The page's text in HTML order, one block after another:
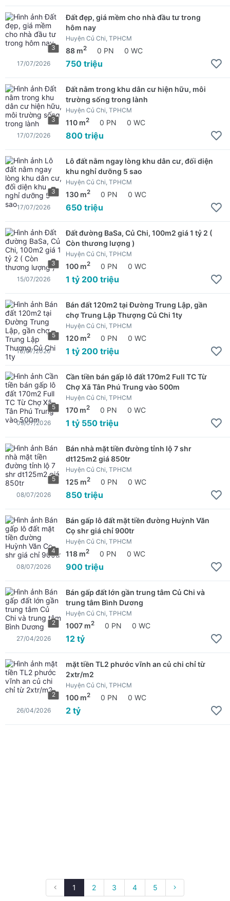
3
Đất đẹp, giá mềm cho nhà đầu tư trong
hôm nay
Huyện Củ Chi, TPHCM
88 m2 0 PN 0 WC
750 triệu
17/07/2026
3
Đất nằm trong khu dân cư hiện hữu, môi
trường sống trong lành
Huyện Củ Chi, TPHCM
110 m2 0 PN 0 WC
800 triệu
17/07/2026
3
Lô đất nằm ngay lòng khu dân cư, đối diện
khu nghỉ dưỡng 5 sao
Huyện Củ Chi, TPHCM
130 m2 0 PN 0 WC
650 triệu
17/07/2026
3
Đất đường BaSa, Củ Chi, 100m2 giá 1 tỷ 2 (
Còn thương lượng )
Huyện Củ Chi, TPHCM
100 m2 0 PN 0 WC
1 tỷ 200 triệu
15/07/2026
5
Bán đất 120m2 tại Đường Trung Lập, gần
chợ Trung Lập Thượng Củ Chi 1ty
Huyện Củ Chi, TPHCM
120 m2 0 PN 0 WC
1 tỷ 200 triệu
13/07/2026
5
Cần tiền bán gấp lô đất 170m2 Full TC Từ
Chợ Xã Tân Phú Trung vào 500m
Huyện Củ Chi, TPHCM
170 m2 0 PN 0 WC
1 tỷ 550 triệu
09/07/2026
5
Bán nhà mặt tiền đường tỉnh lộ 7 shr
dt125m2 giá 850tr
Huyện Củ Chi, TPHCM
125 m2 0 PN 0 WC
850 triệu
08/07/2026
4
Bán gấp lô đất mặt tiền đường Huỳnh Văn
Cọ shr giá chỉ 900tr
Huyện Củ Chi, TPHCM
118 m2 0 PN 0 WC
900 triệu
08/07/2026
2
Bán gấp đất lớn gần trung tâm Củ Chi và
trung tâm Bình Dương
Huyện Củ Chi, TPHCM
1007 m2 0 PN 0 WC
12 tỷ
27/04/2026
2
mặt tiền TL2 phước vĩnh an củ chi chỉ từ
2xtr/m2
Huyện Củ Chi, TPHCM
100 m2 0 PN 0 WC
2 tỷ
26/04/2026
1 2 3 4 5